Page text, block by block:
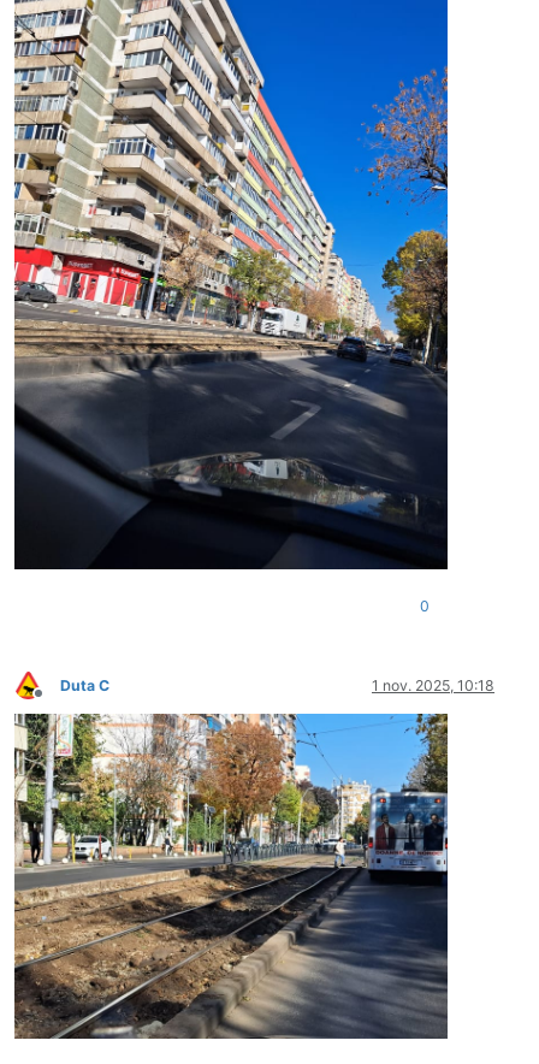
0
Deconectat
Duta C 1 nov. 2025, 10:18